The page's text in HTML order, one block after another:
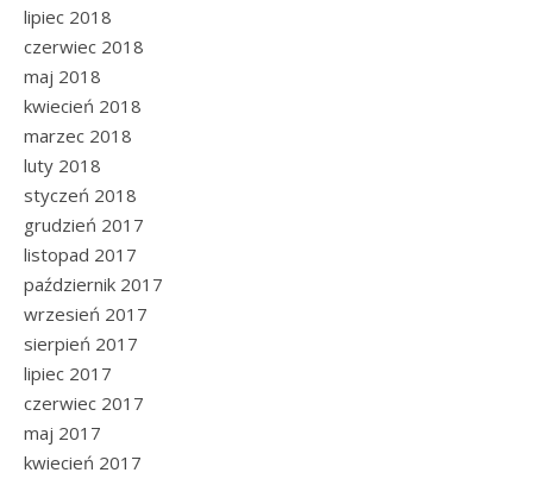
lipiec 2018
czerwiec 2018
maj 2018
kwiecień 2018
marzec 2018
luty 2018
styczeń 2018
grudzień 2017
listopad 2017
październik 2017
wrzesień 2017
sierpień 2017
lipiec 2017
czerwiec 2017
maj 2017
kwiecień 2017